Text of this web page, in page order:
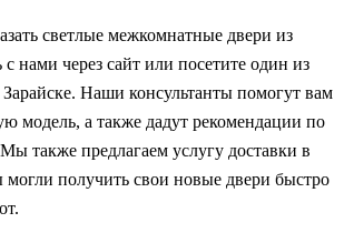
светлые межкомнатные двери из
с нами через сайт или посетите один из
Наши консультанты помогут вам
модель, а также дадут рекомендации по
также предлагаем услугу доставки в
могли получить свои новые двери быстро